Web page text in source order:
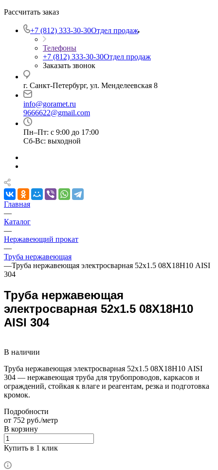
Рассчитать заказ
+7 (812) 333-30-30Отдел продаж
Телефоны
+7 (812) 333-30-30Отдел продаж
Заказать звонок
г. Санкт-Петербург, ул. Менделеевская 8
info@goramet.ru
9666622@gmail.com
Пн–Пт: с 9:00 до 17:00
Сб-Вс: выходной
Главная
—
Каталог
—
Нержавеющий прокат
—
Труба нержавеющая
—Труба нержавеющая электросварная 52х1.5 08Х18Н10 AISI
304
Труба нержавеющая
электросварная 52х1.5 08Х18Н10
AISI 304
В наличии
Труба нержавеющая электросварная 52х1.5 08Х18Н10 AISI
304 — нержавеющая труба для трубопроводов, каркасов и
ограждений, стойкая к влаге и реагентам, резка и подготовка
кромок.
Подробности
от 752 руб./метр
В корзину
Купить в 1 клик